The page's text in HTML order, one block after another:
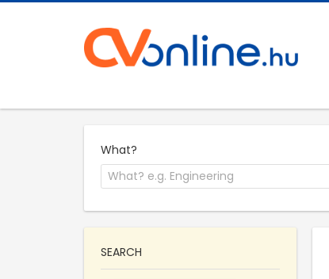
What?
SEARCH